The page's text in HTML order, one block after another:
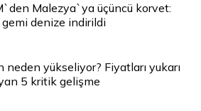
Malezya`ya üçüncü korvet:
denize indirildi
neden yükseliyor? Fiyatları yukarı
5 kritik gelişme